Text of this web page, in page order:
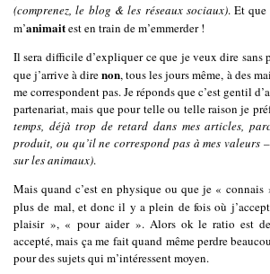
(comprenez, le blog & les réseaux sociaux). Et que
m’animaitest en train de m’emmerder !
Il sera difficile d’expliquer ce que je veux dire sans
que j’arrive à direnon, tous les jours même, à des
me correspondent pas. Je réponds que c’est gentil
partenariat, mais que pour telle ou telle raison je
temps, déjà trop de retard dans mes articles,
produit, ou qu’il ne correspond pas à mes valeurs
sur les animaux).
Mais quand c’est en physique ou que je « connais
plus de mal, et donc il y a plein de fois où
plaisir », « pour aider ». Alors ok le ratio est
accepté, mais ça me fait quand même perdre
pour des sujets qui m’intéressent moyen.